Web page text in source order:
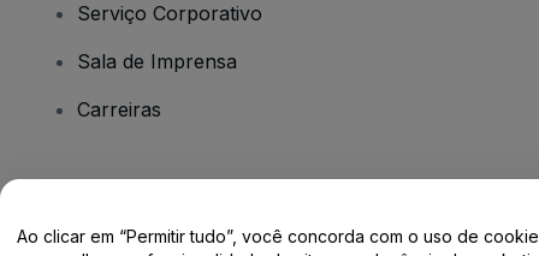
Serviço Corporativo
Sala de Imprensa
Carreiras
Ao clicar em “Permitir tudo”, você concorda com o uso de